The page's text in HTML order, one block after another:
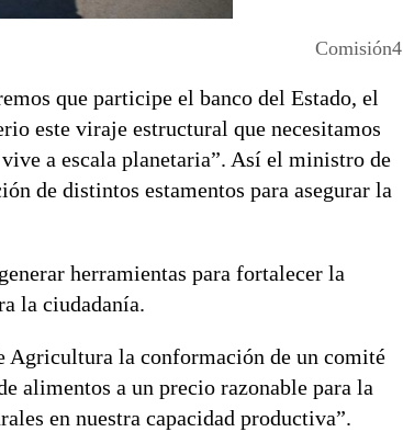
Comisión4
que participe el banco del Estado, el
este viraje estructural que necesitamos
a escala planetaria”. Así el ministro de
de distintos estamentos para asegurar la
herramientas para fortalecer la
la ciudadanía.
Agricultura la conformación de un comité
alimentos a un precio razonable para la
en nuestra capacidad productiva”.